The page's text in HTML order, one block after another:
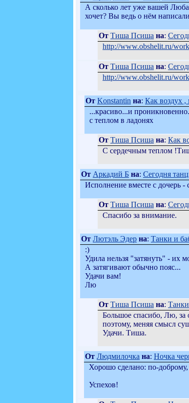
А сколько лет уже вашей
хочет? Вы ведь о нём
От Тиша Псиша на:
http://www.obshelit.ru/
От Тиша Псиша на:
http://www.obshelit.ru/
От Konstantin на: Как воздух ,
...красиво...и
с теплом в ладонях
От Тиша Псиша на: Как
С сердечным теплом
От Аркадий Б на: Сегодня
Исполнение вместе с дочерь -
От Тиша Псиша на:
Спасибо за внимание.
От Лютэль Эдер на: Танки и
:)
Удила нельзя "затянуть" - их
А затягивают обычно пояс...
Удачи вам!
Лю
От Тиша Псиша на:
Большое спасибо, Лю, за
поэтому, меняя смысл
Удачи. Тиша.
От Людмилочка на: Ночка
Хорошо сделано: по-доброму,
Успехов!